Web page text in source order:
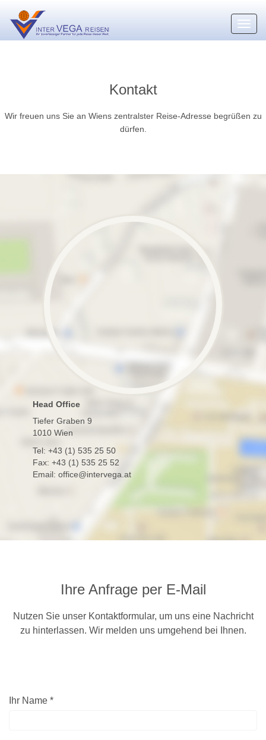
Kontakt
Wir freuen uns Sie an Wiens zentralster Reise-Adresse begrüßen zu
dürfen.
Head Office
Tiefer Graben 9
1010 Wien
Tel: +43 (1) 535 25 50
Fax: +43 (1) 535 25 52
Email: office@intervega.at
Ihre Anfrage per E-Mail
Nutzen Sie unser Kontaktformular, um uns eine Nachricht
zu hinterlassen. Wir melden uns umgehend bei Ihnen.
Ihr Name *